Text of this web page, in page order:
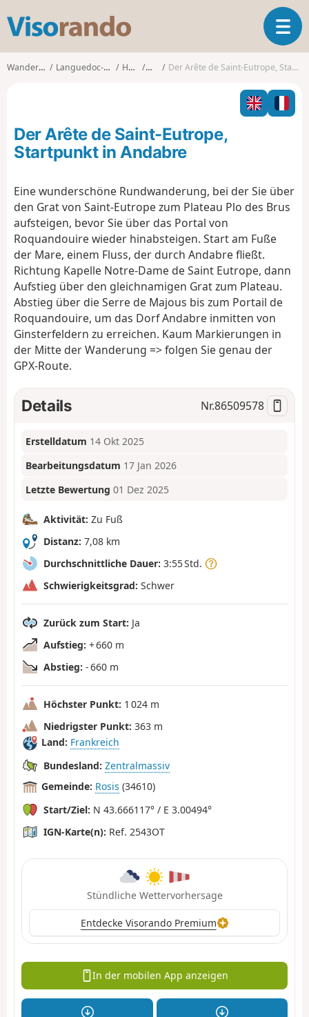
s
o
T
o
g
l
n
a
t
Wanderungen Languedoc-Roussillon Hérault Rosis Der Arête de Saint-Eutrope, Startpunkt in Andabre
Der Arête de Saint-Eutrope,
Startpunkt in Andabre
Eine wunderschöne Rundwanderung, bei der Sie über
den Grat von Saint-Eutrope zum Plateau Plo des Brus
aufsteigen, bevor Sie über das Portal von
Roquandouire wieder hinabsteigen. Start am Fuße
der Mare, einem Fluss, der durch Andabre fließt.
Richtung Kapelle Notre-Dame de Saint Eutrope, dann
Aufstieg über den gleichnamigen Grat zum Plateau.
Abstieg über die Serre de Majous bis zum Portail de
Roquandouire, um das Dorf Andabre inmitten von
Ginsterfeldern zu erreichen. Kaum Markierungen in
der Mitte der Wanderung => folgen Sie genau der
GPX-Route.
Details Nr.86509578
Erstelldatum 14 Okt 2025
Bearbeitungsdatum 17 Jan 2026
Letzte Bewertung 01 Dez 2025
Aktivität: Zu Fuß
Distanz: 7,08 km
Durchschnittliche Dauer: 3:55 Std.
Schwierigkeitsgrad: Schwer
Zurück zum Start: Ja
Aufstieg: + 660 m
Abstieg: - 660 m
Höchster Punkt: 1 024 m
Niedrigster Punkt: 363 m
Land: Frankreich
Bundesland: Zentralmassiv
Gemeinde: Rosis (34610)
Start/Ziel: N 43.666117° / E 3.00494°
IGN-Karte(n): Ref. 2543OT
Stündliche Wettervorhersage
Entdecke Visorando Premium
In der mobilen App anzeigen